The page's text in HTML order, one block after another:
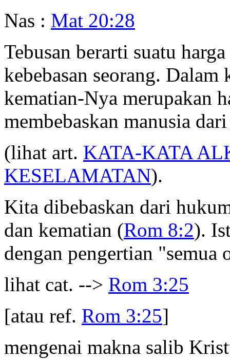
Nas : Mat 20:28
Tebusan berarti suatu
kebebasan seorang.
kematian-Nya merupakan
membebaskan manusia
(lihat art. KATA-KATA
KESELAMATAN).
Kita dibebaskan dari
dan kematian (Rom 8:2).
dengan pengertian "semua
lihat cat. --> Rom 3:25
[atau ref. Rom 3:25]
mengenai makna salib